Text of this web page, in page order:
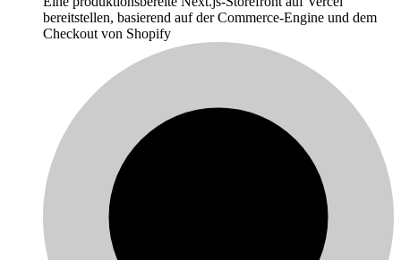
bereitstellen, basierend auf der Commerce-Engine und dem
Checkout von Shopify